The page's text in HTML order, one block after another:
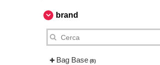
brand
Bag Base (8)